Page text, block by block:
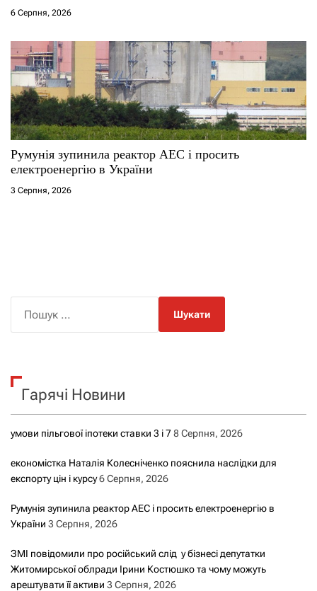
6 Серпня, 2026
Румунія зупинила реактор АЕС і просить
електроенергію в України
3 Серпня, 2026
к
Гарячі Новини
умови пільгової іпотеки ставки 3 і 78 Серпня, 2026
економістка Наталія Колесніченко пояснила наслідки для
експорту цін і курсу6 Серпня, 2026
Румунія зупинила реактор АЕС і просить електроенергію в
України 3 Серпня, 2026
ЗМІ повідомили про російський слід у бізнесі депутатки
Житомирської облради Ірини Костюшко та чому можуть
арештувати її активи 3 Серпня, 2026